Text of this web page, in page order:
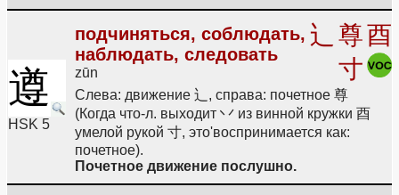
遵
HSK 5
подчиняться, соблюдать,
наблюдать, следовать
zūn
辶 尊酉
寸
Слева: движение 辶, справа: почетное 尊
(Когда что-л. выходит 丷 из винной кружки 酉
умелой рукой 寸, это'воспринимается как:
почетное).
Почетное движение послушно.